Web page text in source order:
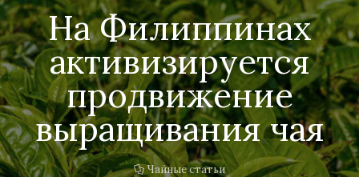
На Филиппинах
активизируется
продвижение
выращивания чая
Чайные статьи